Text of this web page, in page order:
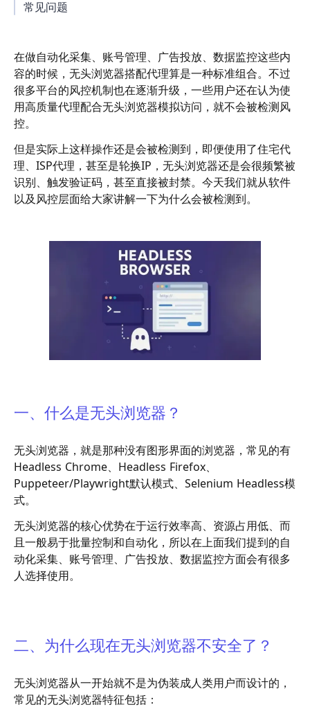
常见问题
在做自动化采集、账号管理、广告投放、数据监控这些内
容的时候，无头浏览器搭配代理算是一种标准组合。不过
很多平台的风控机制也在逐渐升级，一些用户还在认为使
用高质量代理配合无头浏览器模拟访问，就不会被检测风
控。
但是实际上这样操作还是会被检测到，即便使用了住宅代
理、ISP代理，甚至是轮换IP，无头浏览器还是会很频繁被
识别、触发验证码，甚至直接被封禁。今天我们就从软件
以及风控层面给大家讲解一下为什么会被检测到。
一、什么是无头浏览器？
无头浏览器，就是那种没有图形界面的浏览器，常见的有
Headless Chrome、Headless Firefox、
Puppeteer/Playwright默认模式、Selenium Headless模
式。
无头浏览器的核心优势在于运行效率高、资源占用低、而
且一般易于批量控制和自动化，所以在上面我们提到的自
动化采集、账号管理、广告投放、数据监控方面会有很多
人选择使用。
二、为什么现在无头浏览器不安全了？
无头浏览器从一开始就不是为伪装成人类用户而设计的，
常见的无头浏览器特征包括：